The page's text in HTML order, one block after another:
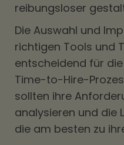
reibungsloser
Die Auswahl und
richtigen Tools und
entscheidend für
Time-to-Hire-
sollten ihre
analysieren und die
die am besten zu